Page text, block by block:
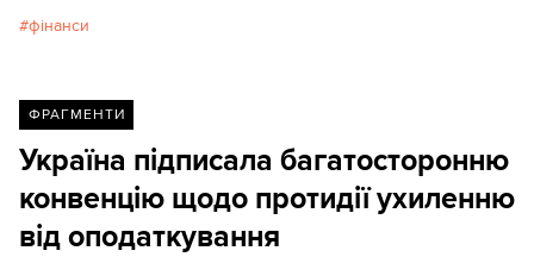
фінанси
ФРАГМЕНТИ
Україна підписала багатосторонню
конвенцію щодо протидії ухиленню
від оподаткування